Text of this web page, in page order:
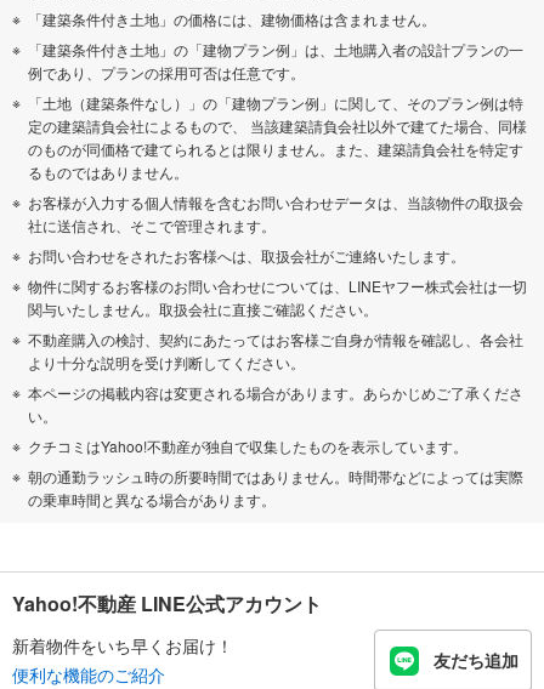
「建築条件付き土地」の価格には、建物価格は含まれません。
「建築条件付き土地」の「建物プラン例」は、土地購入者の設計プランの一
例であり、プランの採用可否は任意です。
「土地（建築条件なし）」の「建物プラン例」に関して、そのプラン例は特
定の建築請負会社によるもので、 当該建築請負会社以外で建てた場合、同様
のものが同価格で建てられるとは限りません。また、建築請負会社を特定す
るものではありません。
お客様が入力する個人情報を含むお問い合わせデータは、当該物件の取扱会
社に送信され、そこで管理されます。
お問い合わせをされたお客様へは、取扱会社がご連絡いたします。
物件に関するお客様のお問い合わせについては、LINEヤフー株式会社は一切
関与いたしません。取扱会社に直接ご確認ください。
不動産購入の検討、契約にあたってはお客様ご自身が情報を確認し、各会社
より十分な説明を受け判断してください。
本ページの掲載内容は変更される場合があります。あらかじめご了承くださ
い。
クチコミはYahoo!不動産が独自で収集したものを表示しています。
朝の通勤ラッシュ時の所要時間ではありません。時間帯などによっては実際
の乗車時間と異なる場合があります。
Yahoo!不動産 LINE公式アカウント
新着物件をいち早くお届け！
便利な機能のご紹介
友だち追加